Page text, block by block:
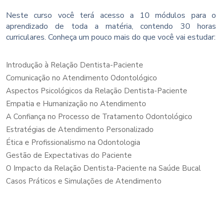
Neste curso você terá acesso a 10 módulos para o
aprendizado de toda a matéria, contendo 30 horas
curriculares. Conheça um pouco mais do que você vai estudar:
Introdução à Relação Dentista-Paciente
Comunicação no Atendimento Odontológico
Aspectos Psicológicos da Relação Dentista-Paciente
Empatia e Humanização no Atendimento
A Confiança no Processo de Tratamento Odontológico
Estratégias de Atendimento Personalizado
Ética e Profissionalismo na Odontologia
Gestão de Expectativas do Paciente
O Impacto da Relação Dentista-Paciente na Saúde Bucal
Casos Práticos e Simulações de Atendimento